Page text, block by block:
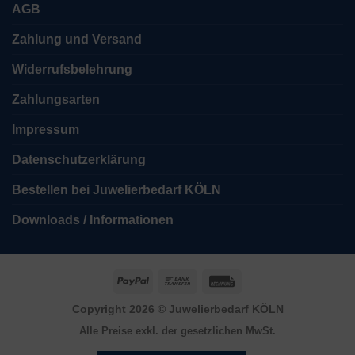
AGB
Zahlung und Versand
Widerrufsbelehrung
Zahlungsarten
Impressum
Datenschutzerklärung
Bestellen bei Juwelierbedarf KÖLN
Downloads / Informationen
PayPal
Bank
Copyright 2026 © Juwelierbedarf KÖLN
Alle Preise exkl. der gesetzlichen MwSt.